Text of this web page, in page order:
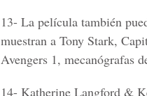
13- La película también
muestran a Tony Stark,
Avengers 1, mecanógrafas
14- Katherine Langford &